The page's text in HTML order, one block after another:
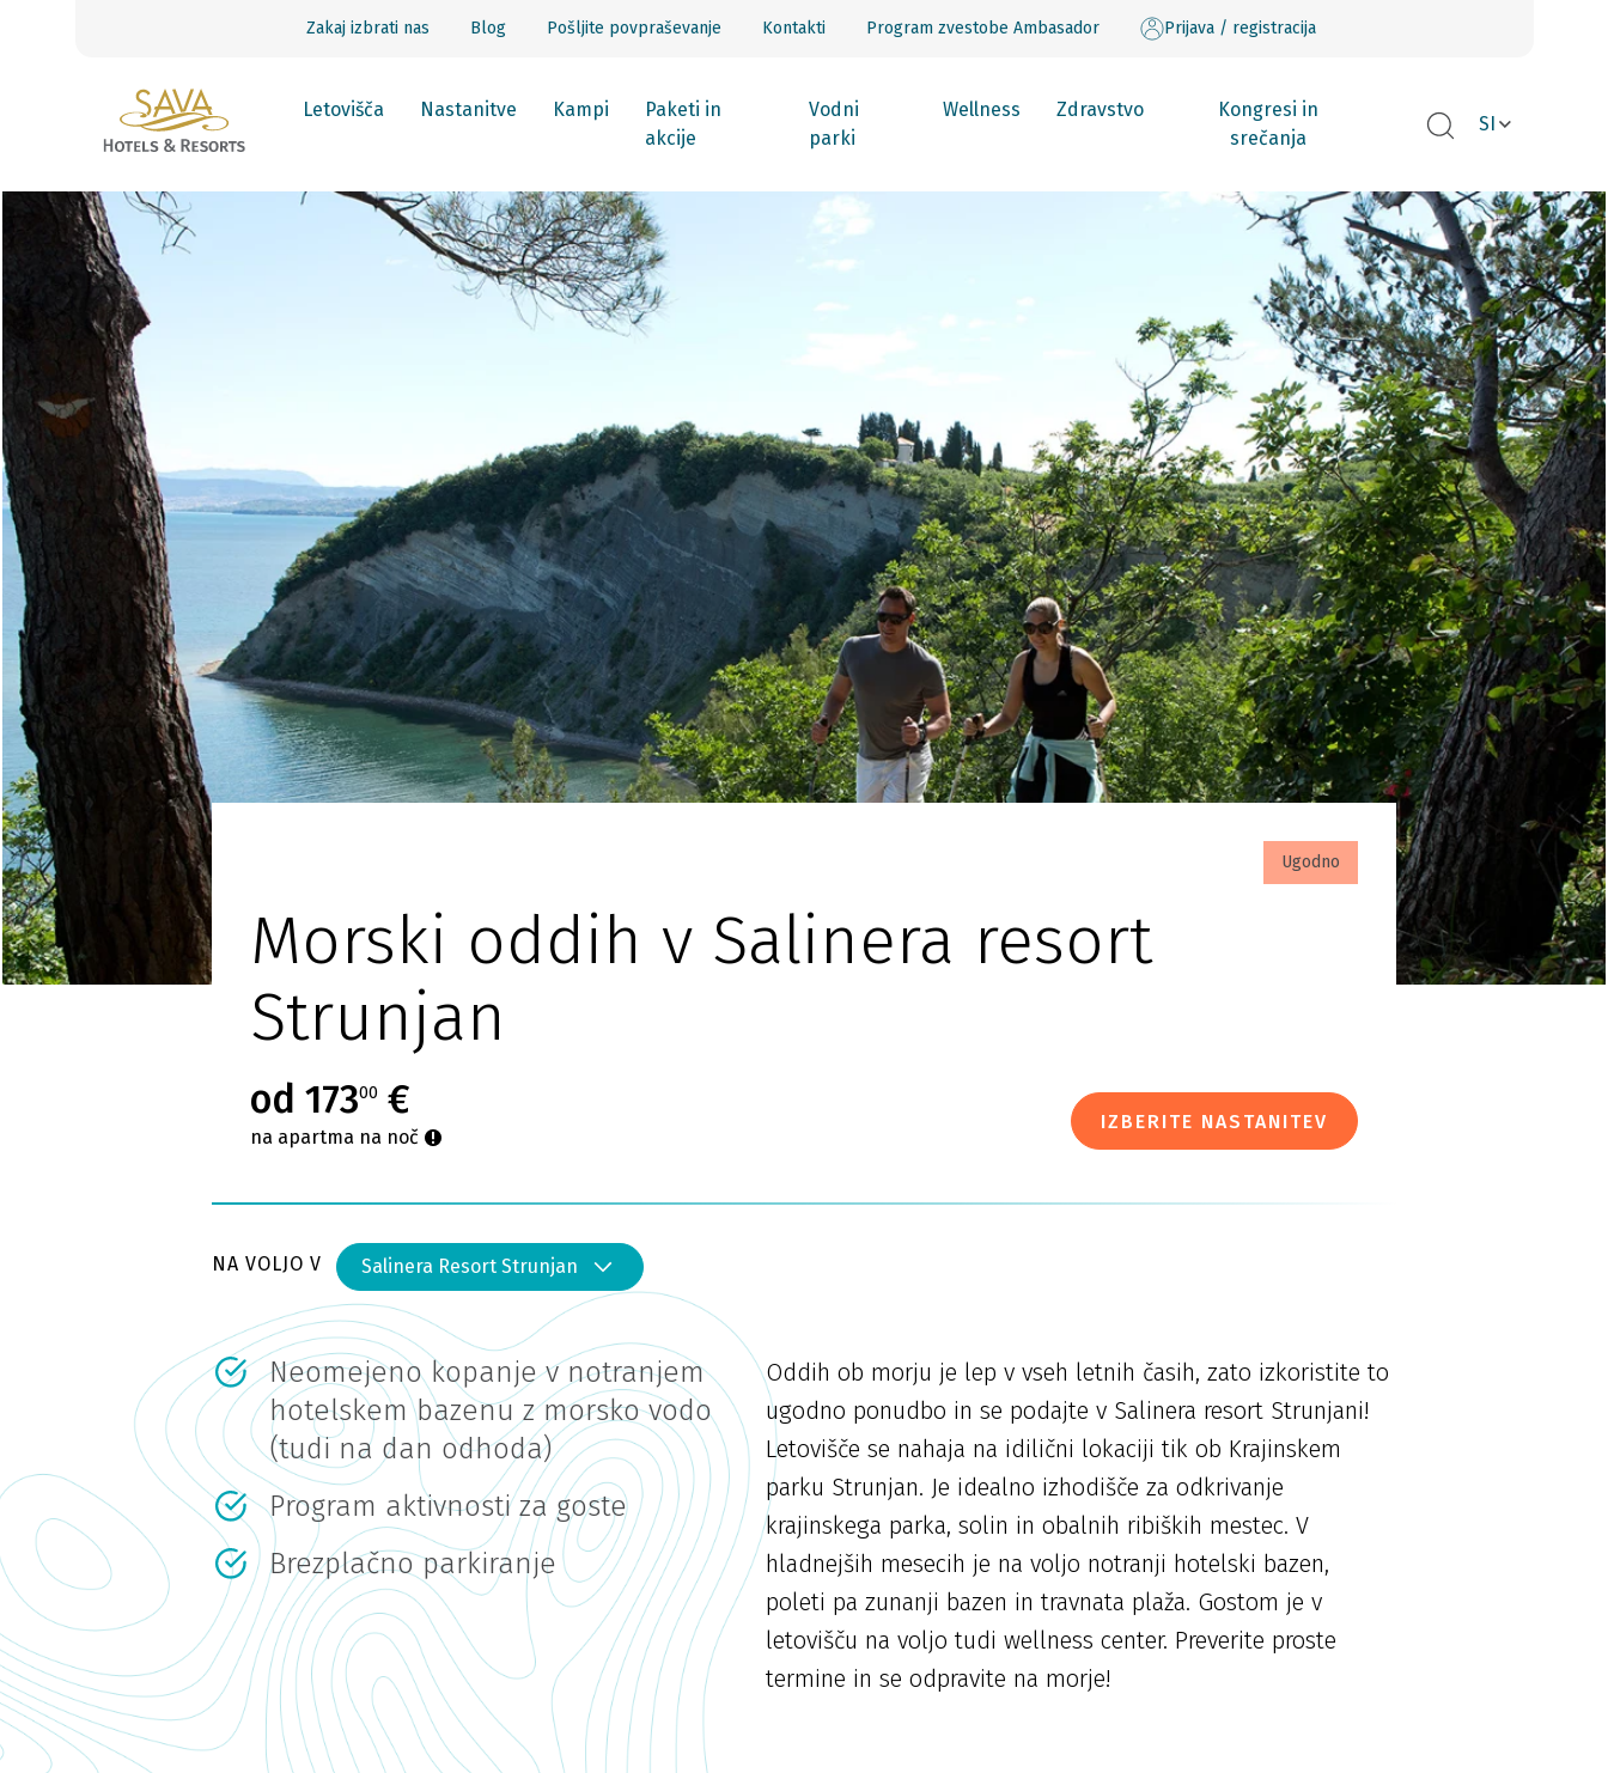
Zakaj izbrati nas Blog Pošljite povpraševanje Kontakti Program zvestobe Ambasador Prijava / registracija
Letovišča Nastanitve Kampi
Paketi in
akcije
Vodni
parki
Wellness Zdravstvo
Kongresi in
srečanja
SI
Ugodno
Morski oddih v Salinera resort
Strunjan
od 17300 €
na apartma na noč
IZBERITE NASTANITEV
NA VOLJO V Salinera Resort Strunjan
Oddih ob morju je lep v vseh letnih časih, zato izkoristite to
ugodno ponudbo in se podajte v Salinera resort Strunjani!
Letovišče se nahaja na idilični lokaciji tik ob Krajinskem
parku Strunjan. Je idealno izhodišče za odkrivanje
krajinskega parka, solin in obalnih ribiških mestec. V
hladnejših mesecih je na voljo notranji hotelski bazen,
poleti pa zunanji bazen in travnata plaža. Gostom je v
letovišču na voljo tudi wellness center. Preverite proste
termine in se odpravite na morje!
Neomejeno kopanje v notranjem
hotelskem bazenu z morsko vodo
(tudi na dan odhoda)
Program aktivnosti za goste
Brezplačno parkiranje